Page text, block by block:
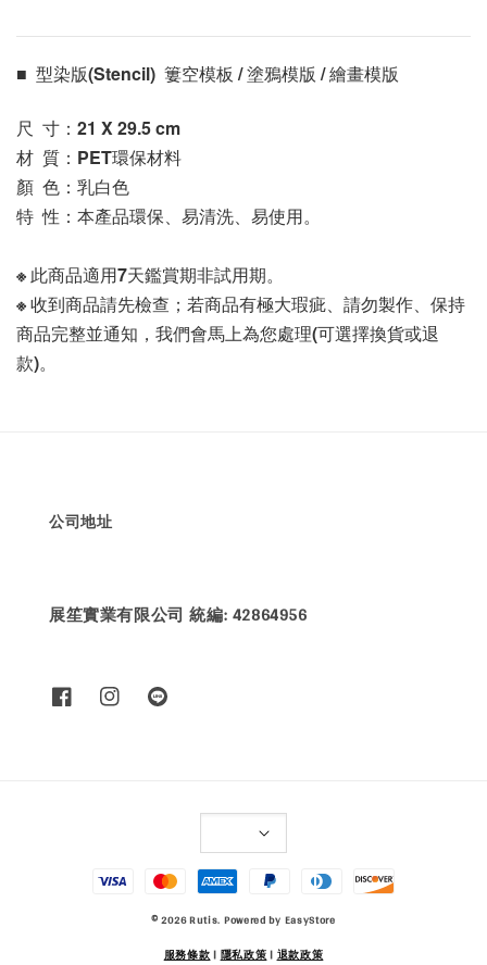
■  型染版(Stencil)  簍空模板 / 塗鴉模版 / 繪畫模版
尺  寸：21 X 29.5 cm
材  質：PET環保材料
顏  色：乳白色
特  性：本產品環保、易清洗、易使用。
※ 此商品適用7天鑑賞期非試用期。
※ 收到商品請先檢查；若商品有極大瑕疵、請勿製作、保持
商品完整並通知，我們會馬上為您處理(可選擇換貨或退
款)。
公司地址
展笙實業有限公司 統編: 42864956
© 2026 Rutis. Powered by EasyStore
服務條款| 隱私政策| 退款政策